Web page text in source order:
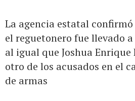
La agencia estatal confirmó
el reguetonero fue llevado
al igual que Joshua Enrique
otro de los acusados en el
de armas